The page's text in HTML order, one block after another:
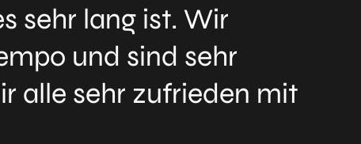
sehr lang ist. Wir
und sind sehr
alle sehr zufrieden mit